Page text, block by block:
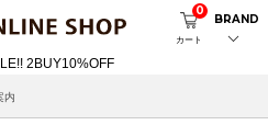
カート
0
BRAND
内